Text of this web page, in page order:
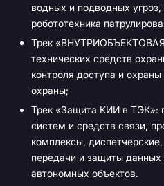
водных и подводных угроз,
робототехника
Трек
технических средств
контроля доступа и
охраны;
Трек «Защита КИИ в ТЭК»:
систем и средств связи,
комплексы,
передачи и защиты
автономных объектов.